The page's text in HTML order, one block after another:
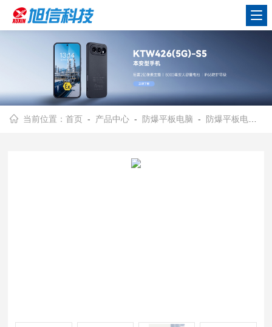
当前位置：首页 - 产品中心 - 防爆平板电脑 - 防爆平板电脑window